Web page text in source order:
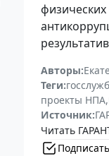
Авторы:
Теги:
проекты НПА,
Источник:
Читать